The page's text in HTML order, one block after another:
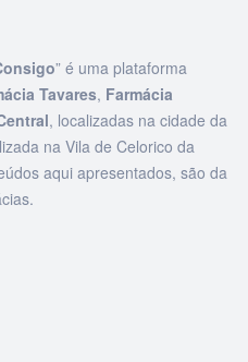
” é uma plataforma
Tavares, Farmácia
, localizadas na cidade da
na Vila de Celorico da
aqui apresentados, são da